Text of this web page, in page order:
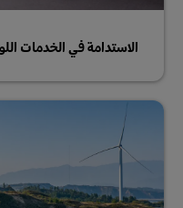
الاستدامة في الخدمات